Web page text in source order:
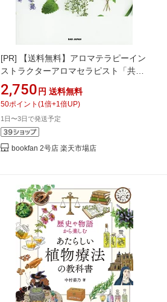
[PR]
【送料無料】アロマテラピーイン
ストラクターアロマセラピスト「共通
学科試験」合格問題集 公益社団法人日
本アロマ環境協会(AEAJ)対応／佐藤美
恵
2,750 円 送料無料
50ポイント (1倍+1倍UP)
1日〜3日で発送予定
bookfan 2号店 楽天市場店